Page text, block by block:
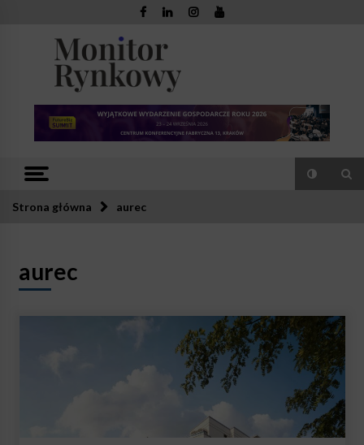
Monitor
Rynkowy
Strona główna aurec
aurec